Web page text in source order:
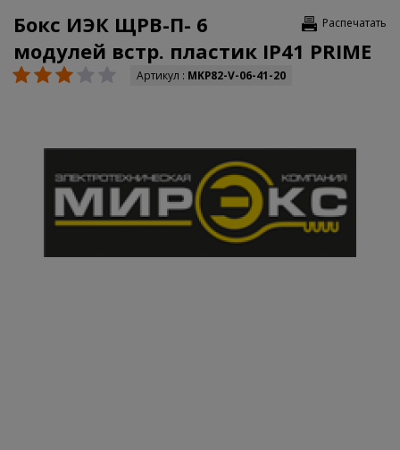
Распечатать
Бокс ИЭК ЩРВ-П- 6
модулей встр. пластик IP41 PRIME
Артикул : MKP82-V-06-41-20